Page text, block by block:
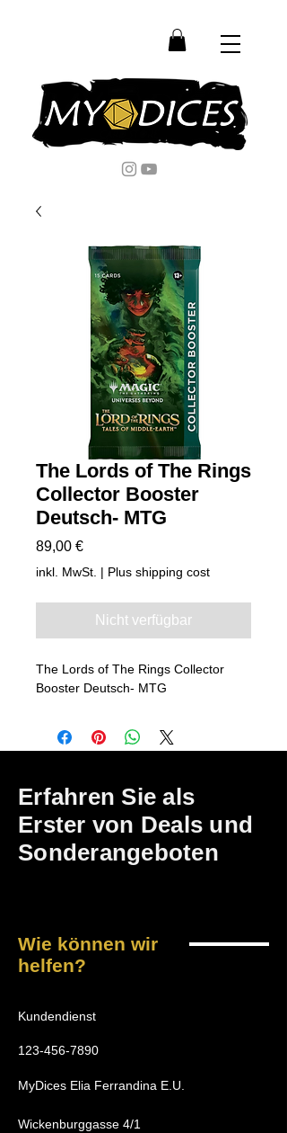
The Lords of The Rings
Collector Booster
Deutsch- MTG
89,00 €Preis
inkl. MwSt. | Plus shipping cost
Nicht verfügbar
The Lords of The Rings Collector
Booster Deutsch- MTG
Erfahren Sie als
Erster von Deals und
Sonderangeboten
Wie können wir
helfen?
Kundendienst
123-456-7890
MyDices Elia Ferrandina E.U.
Wickenburggasse 4/1